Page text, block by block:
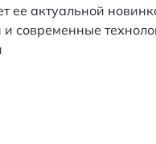
ее актуальной
современные